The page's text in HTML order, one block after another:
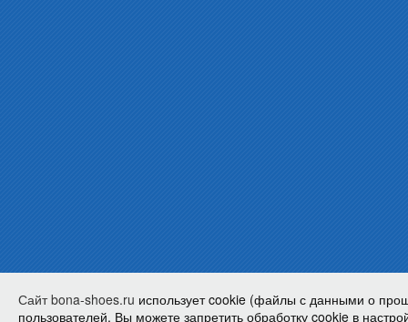
Сайт bona-shoes.ru использует cookie (файлы с данными о
пользователей. Вы можете запретить обработку cookie в